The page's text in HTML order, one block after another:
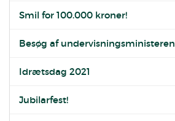
Smil for 100.000 kroner!
Besøg af undervisningsministeren
Idrætsdag 2021
Jubilarfest!